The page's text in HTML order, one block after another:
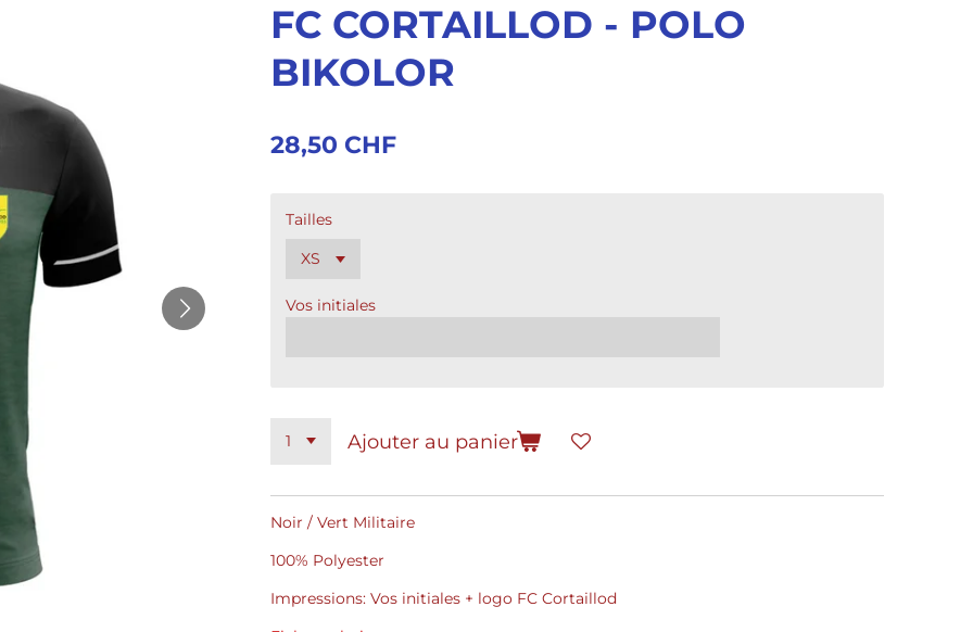
FC CORTAILLOD - POLO
BIKOLOR
28,50 CHF
Tailles
Vos initiales
Ajouter au panier
Noir / Vert Militaire
100% Polyester
Impressions: Vos initiales + logo FC Cortaillod